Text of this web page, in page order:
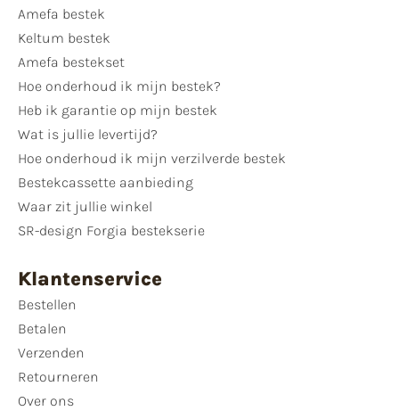
Amefa bestek
Keltum bestek
Amefa bestekset
Hoe onderhoud ik mijn bestek?
Heb ik garantie op mijn bestek
Wat is jullie levertijd?
Hoe onderhoud ik mijn verzilverde bestek
Bestekcassette aanbieding
Waar zit jullie winkel
SR-design Forgia bestekserie
Klantenservice
Bestellen
Betalen
Verzenden
Retourneren
Over ons